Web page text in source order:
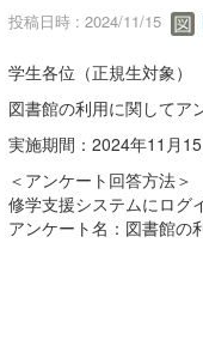
投稿日時 : 2024/11/15
学生各位（正規生対象）
図書館の利用に関してア
実施期間：2024年11月
＜アンケート回答方法＞
修学支援システムにログ
アンケート名：図書館の